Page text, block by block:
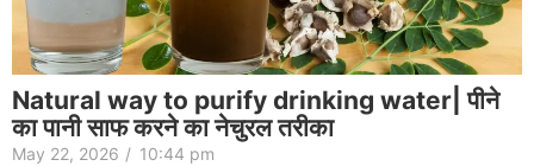
Natural way to purify drinking water| पीने
का पानी साफ करने का नेचुरल तरीका
May 22, 2026 / 10:44 pm